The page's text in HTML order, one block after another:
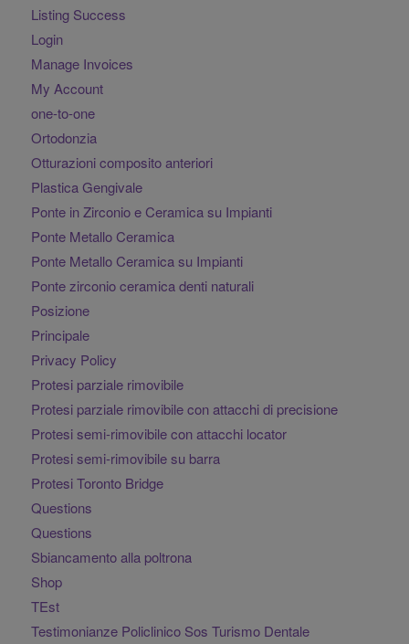
Listing Success
Login
Manage Invoices
My Account
one-to-one
Ortodonzia
Otturazioni composito anteriori
Plastica Gengivale
Ponte in Zirconio e Ceramica su Impianti
Ponte Metallo Ceramica
Ponte Metallo Ceramica su Impianti
Ponte zirconio ceramica denti naturali
Posizione
Principale
Privacy Policy
Protesi parziale rimovibile
Protesi parziale rimovibile con attacchi di precisione
Protesi semi-rimovibile con attacchi locator
Protesi semi-rimovibile su barra
Protesi Toronto Bridge
Questions
Questions
Sbiancamento alla poltrona
Shop
TEst
Testimonianze Policlinico Sos Turismo Dentale